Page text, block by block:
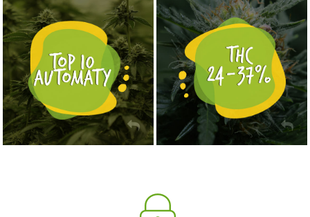
NASIONA MARIHUANY TOP 10 AUTOFLOWERING
KUP TERAZ MOCNE ODMIANY MARIHUANY THC OD 24 - 37%
KUP TERAZ